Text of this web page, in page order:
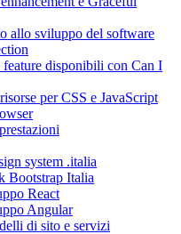
allo sviluppo del software
disponibili con Can I
per CSS e JavaScript
system .italia
Bootstrap Italia
React
Angular
di sito e servizi